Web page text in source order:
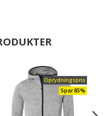
Oprydningspris
Spar 85%